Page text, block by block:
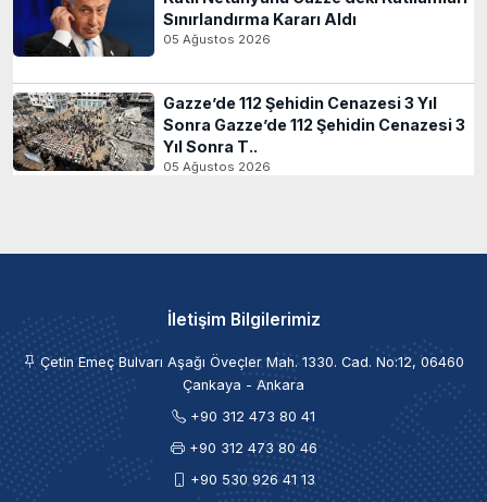
Sınırlandırma Kararı Aldı
05 Ağustos 2026
Gazze’de 112 Şehidin Cenazesi 3 Yıl
Sonra Gazze’de 112 Şehidin Cenazesi 3
Yıl Sonra T..
05 Ağustos 2026
İletişim Bilgilerimiz
Çetin Emeç Bulvarı Aşağı Öveçler Mah. 1330. Cad. No:12, 06460
Çankaya - Ankara
+90 312 473 80 41
+90 312 473 80 46
+90 530 926 41 13